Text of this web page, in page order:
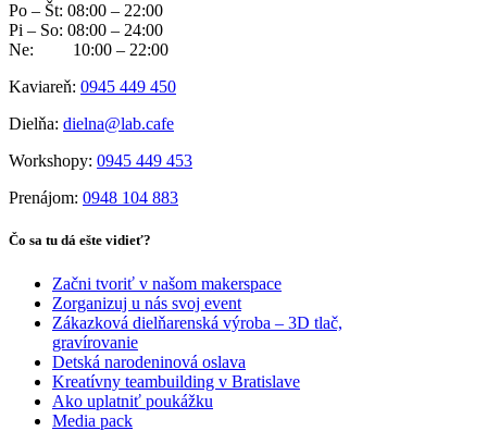
Po – Št: 08:00 – 22:00
Pi – So: 08:00 – 24:00
Ne: 10:00 – 22:00
Kaviareň: 0945 449 450
Dielňa: dielna@lab.cafe
Workshopy: 0945 449 453
Prenájom: 0948 104 883
Čo sa tu dá ešte vidieť?
Začni tvoriť v našom makerspace
Zorganizuj u nás svoj event
Zákazková dielňarenská výroba – 3D tlač,
gravírovanie
Detská narodeninová oslava
Kreatívny teambuilding v Bratislave
Ako uplatniť poukážku
Media pack